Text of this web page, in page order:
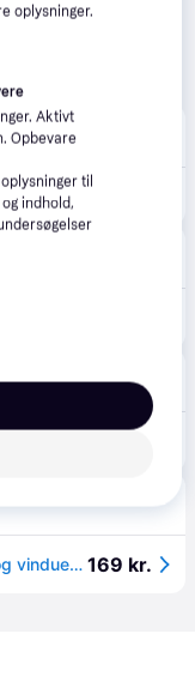
139 kr.
DELTACO Smart Home magnetisk dør- og vinduessensor, WiFi, hvid SH-WS02 169 kr.
oplysninger.
Aktivt
Opbevare
til
indhold,